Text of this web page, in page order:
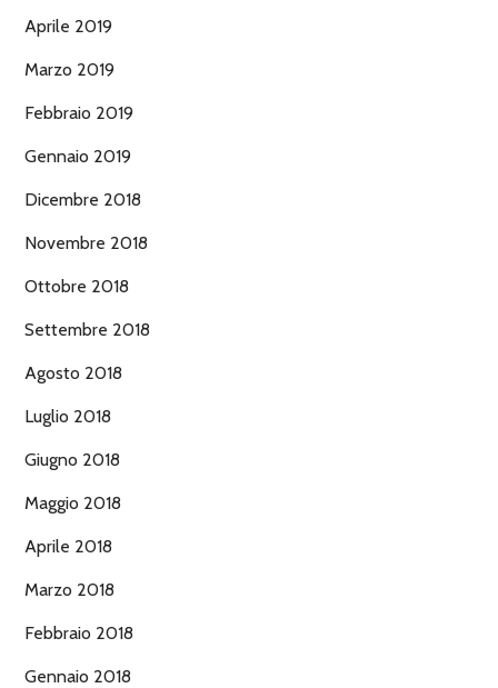
Aprile 2019
Marzo 2019
Febbraio 2019
Gennaio 2019
Dicembre 2018
Novembre 2018
Ottobre 2018
Settembre 2018
Agosto 2018
Luglio 2018
Giugno 2018
Maggio 2018
Aprile 2018
Marzo 2018
Febbraio 2018
Gennaio 2018